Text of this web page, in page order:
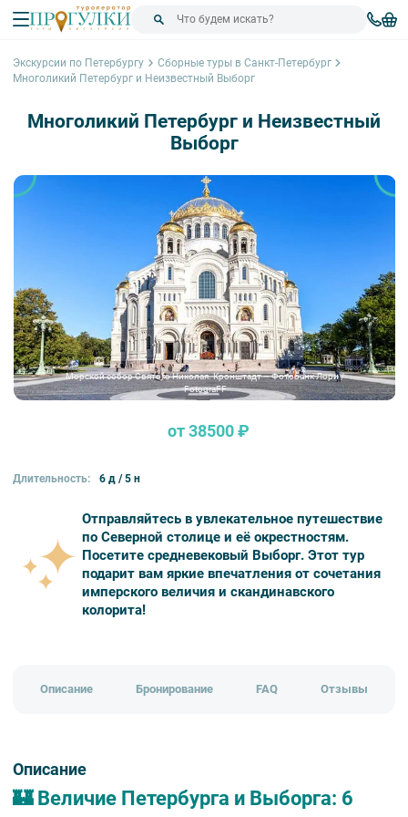
Экскурсии по Петербургу
Сборные туры в Санкт-Петербург
Многоликий Петербург и Неизвестный Выборг
Многоликий Петербург и Неизвестный
Выборг
Морской собор Святого Николая. Кронштадт – Фотобанк Лори /
FotograFF
от 38500 ₽
Длительность: 6 д / 5 н
Отправляйтесь в увлекательное путешествие
по Северной столице и её окрестностям.
Посетите средневековый Выборг. Этот тур
подарит вам яркие впечатления от сочетания
имперского величия и скандинавского
колорита!
Описание Бронирование FAQ Отзывы
Описание
🏰 Величие Петербурга и Выборга: 6